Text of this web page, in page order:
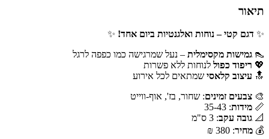
תיאור
✨ דגם קטי – נוחות ואלגנטיות ביום אחד! ✨
👠 גמישות מקסימלית – נעל שמרגישה כמו כפפה לרגל
💖 ריפוד כפול לנוחות ללא פשרות
🔝 עיצוב קלאסי שמתאים לכל אירוע
🎨 צבעים זמינים: שחור, בז', אוף-ווייט
📏 מידות: 35-43
📐 גובה עקב: 3 ס"מ
💰 מחיר: 380 ₪